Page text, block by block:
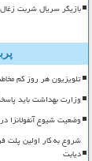
بازیگر سریال شربت زغال اخته در 35
تلویزیون هر روز کم
وزارت بهداشت باید
وضعیت شیوع آنفولانزا
شروع به کار اولین پلت
دیابت